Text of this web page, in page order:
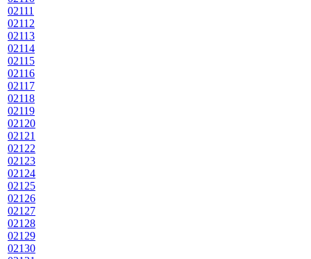
02111
02112
02113
02114
02115
02116
02117
02118
02119
02120
02121
02122
02123
02124
02125
02126
02127
02128
02129
02130